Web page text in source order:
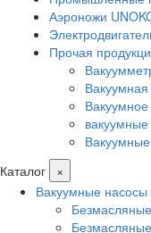
Аэроножи
Прочая
Каталог
×
Вакуумные насосы